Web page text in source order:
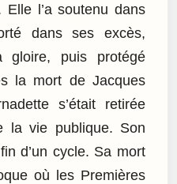
Elle l’a soutenu dans
dans ses excès,
gloire, puis protégé
la mort de Jacques
s’était retirée
la vie publique. Son
d’un cycle. Sa mort
où les Premières